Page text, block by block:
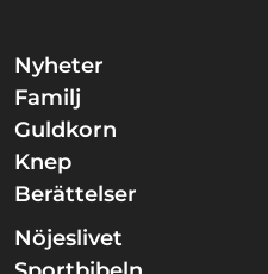
Nyheter
Familj
Guldkorn
Knep
Berättelser
Nöjeslivet